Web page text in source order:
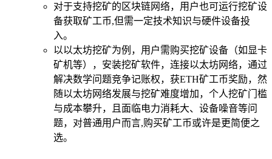
对于支持挖矿的区块链网络，用户也可运行挖矿设
备获取矿工币,但需一定技术知识与硬件设备投
入。
以以太坊挖矿为例，用户需购买挖矿设备（如显卡
矿机等），安装挖矿软件，连接以太坊网络，通过
解决数学问题竞争记账权，获ETH矿工币奖励，然
随以太坊网络发展与挖矿难度增加，个人挖矿门槛
与成本攀升，且面临电力消耗大、设备噪音等问
题，对普通用户而言,购买矿工币或许是更简便之
选。